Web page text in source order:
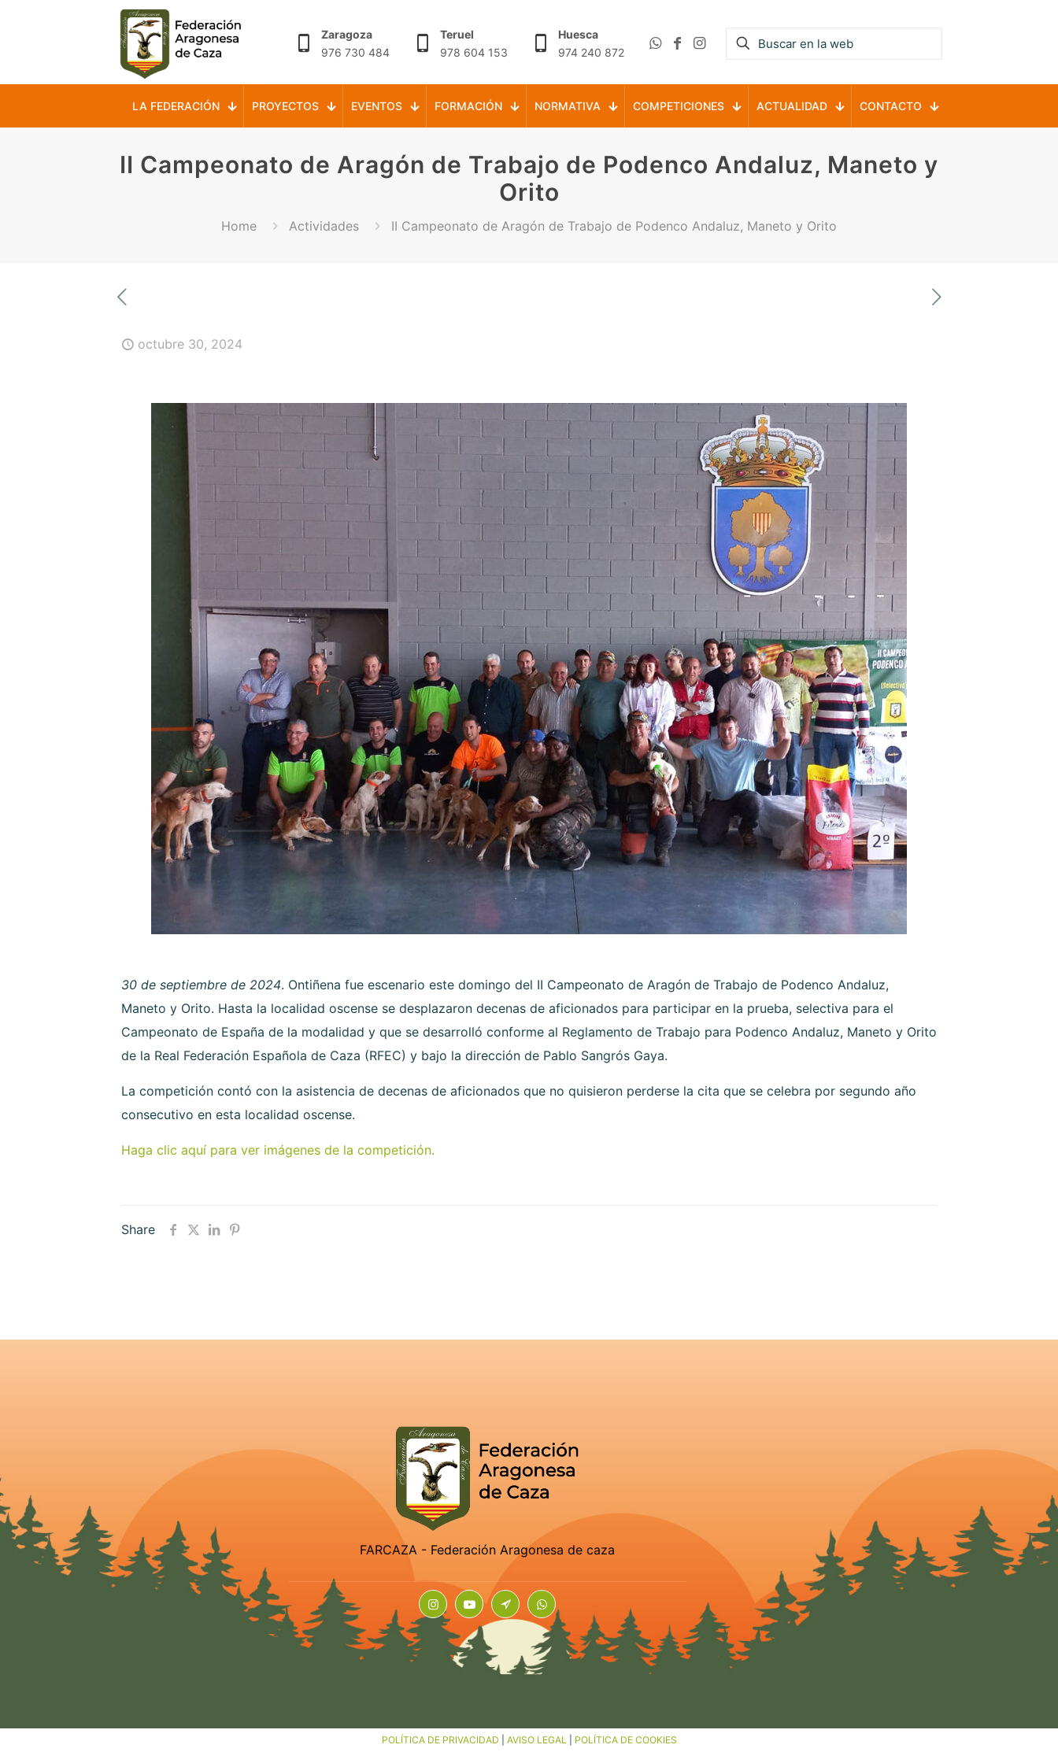
Zaragoza
976 730 484
Teruel
978 604 153
Huesca
974 240 872
LA FEDERACIÓN PROYECTOS EVENTOS FORMACIÓN NORMATIVA COMPETICIONES ACTUALIDAD CONTACTO
II Campeonato de Aragón de Trabajo de Podenco Andaluz, Maneto y
Orito
Home Actividades II Campeonato de Aragón de Trabajo de Podenco Andaluz, Maneto y Orito
octubre 30, 2024
30 de septiembre de 2024. Ontiñena fue escenario este domingo del II Campeonato de Aragón de Trabajo de Podenco Andaluz,
Maneto y Orito. Hasta la localidad oscense se desplazaron decenas de aficionados para participar en la prueba, selectiva para el
Campeonato de España de la modalidad y que se desarrolló conforme al Reglamento de Trabajo para Podenco Andaluz, Maneto y Orito
de la Real Federación Española de Caza (RFEC) y bajo la dirección de Pablo Sangrós Gaya.
La competición contó con la asistencia de decenas de aficionados que no quisieron perderse la cita que se celebra por segundo año
consecutivo en esta localidad oscense.
Haga clic aquí para ver imágenes de la competición.
Share
FARCAZA - Federación Aragonesa de caza
POLÍTICA DE PRIVACIDAD AVISO LEGAL| POLÍTICA DE COOKIES